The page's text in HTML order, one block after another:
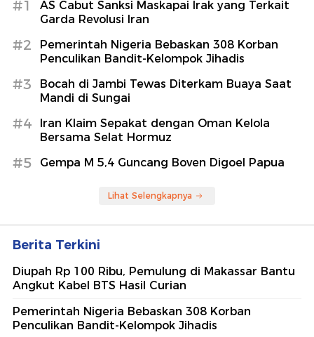
#1
AS Cabut Sanksi Maskapai Irak yang Terkait
Garda Revolusi Iran
#2
Pemerintah Nigeria Bebaskan 308 Korban
Penculikan Bandit-Kelompok Jihadis
#3
Bocah di Jambi Tewas Diterkam Buaya Saat
Mandi di Sungai
#4
Iran Klaim Sepakat dengan Oman Kelola
Bersama Selat Hormuz
#5 Gempa M 5,4 Guncang Boven Digoel Papua
Lihat Selengkapnya
Berita Terkini
Diupah Rp 100 Ribu, Pemulung di Makassar Bantu
Angkut Kabel BTS Hasil Curian
Pemerintah Nigeria Bebaskan 308 Korban
Penculikan Bandit-Kelompok Jihadis